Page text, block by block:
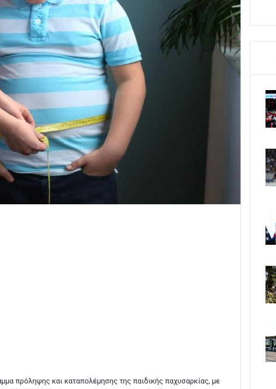
πρόληψης και καταπολέμησης της παιδικής παχυσαρκίας, με